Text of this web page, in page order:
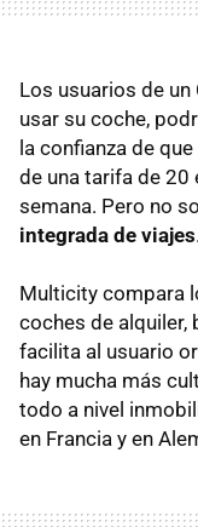
Los usuarios de
usar su coche,
la confianza de
de una tarifa de 20
semana. Pero no
integrada de viajes.
Multicity compara
coches de alquiler,
facilita al usuario
hay mucha más
todo a nivel
en Francia y en